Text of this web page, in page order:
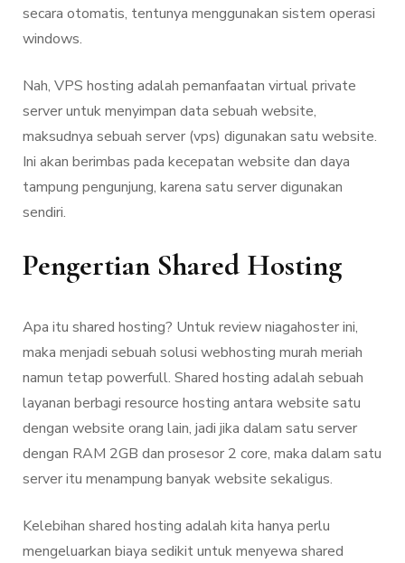
secara otomatis, tentunya menggunakan sistem operasi
windows.
Nah, VPS hosting adalah pemanfaatan virtual private
server untuk menyimpan data sebuah website,
maksudnya sebuah server (vps) digunakan satu website.
Ini akan berimbas pada kecepatan website dan daya
tampung pengunjung, karena satu server digunakan
sendiri.
Pengertian Shared Hosting
Apa itu shared hosting? Untuk review niagahoster ini,
maka menjadi sebuah solusi webhosting murah meriah
namun tetap powerfull. Shared hosting adalah sebuah
layanan berbagi resource hosting antara website satu
dengan website orang lain, jadi jika dalam satu server
dengan RAM 2GB dan prosesor 2 core, maka dalam satu
server itu menampung banyak website sekaligus.
Kelebihan shared hosting adalah kita hanya perlu
mengeluarkan biaya sedikit untuk menyewa shared